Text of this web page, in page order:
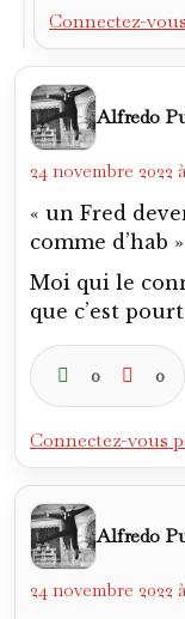
Connectez-
Alfredo
24 novembre 2022
« un Fred
comme d’hab »
Moi qui le
que c’est
0 0
Connectez-vous
Alfredo
24 novembre 2022